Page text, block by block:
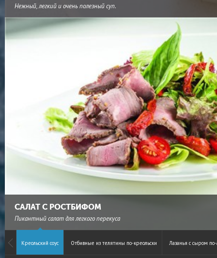
Нежный, легкий и очень полезный суп.
САЛАТ С РОСТБИФОМ
Пикантный салат для легкого перекуса
Креольский соус Отбивные из телятины по-креольски Лазанья с сыром